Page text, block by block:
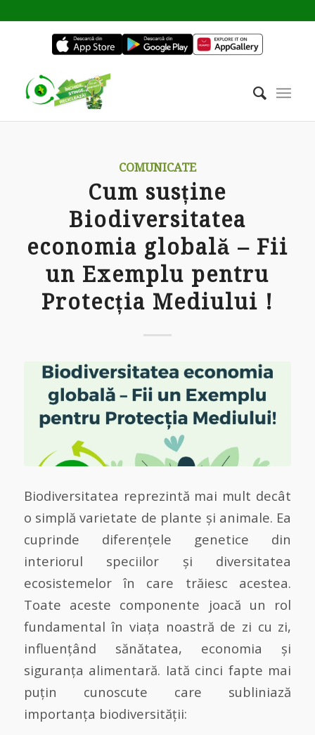
COMUNICATE
Cum susține
Biodiversitatea
economia globală – Fii
un Exemplu pentru
Protecția Mediului !
Biodiversitatea reprezintă mai mult decât
o simplă varietate de plante și animale. Ea
cuprinde diferențele genetice din
interiorul speciilor și diversitatea
ecosistemelor în care trăiesc acestea.
Toate aceste componente joacă un rol
fundamental în viața noastră de zi cu zi,
influențând sănătatea, economia și
siguranța alimentară. Iată cinci fapte mai
puțin cunoscute care subliniază
importanța biodiversității: